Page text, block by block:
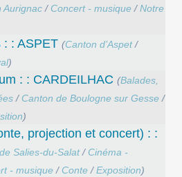
Aurignac/ Concert - musique/Notre
: : ASPET (Canton d’Aspet/
)
: : CARDEILHAC (Balades,
/ Canton de Boulogne sur Gesse/
)
projection et concert) : :
Salies-du-Salat/ Cinéma -
- musique/ Conte/Exposition)